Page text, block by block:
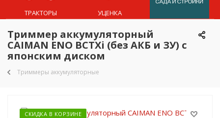
ТРАКТОРЫ УЦЕНКА
Триммер аккумуляторный
CAIMAN ENO BCTXi (без АКБ и ЗУ) с
японским диском
Триммеры аккумуляторные
СКИДКА В КОРЗИНЕ